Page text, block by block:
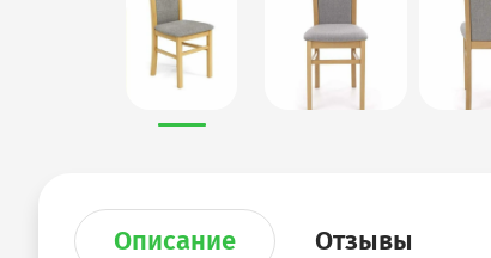
Описание Отзывы